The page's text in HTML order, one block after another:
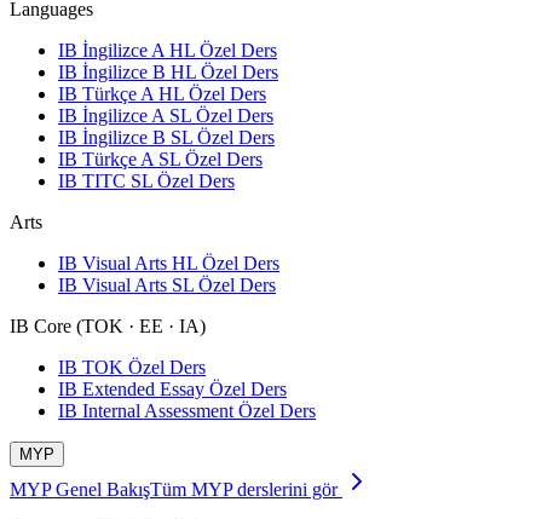
Languages
IB İngilizce A HL Özel Ders
IB İngilizce B HL Özel Ders
IB Türkçe A HL Özel Ders
IB İngilizce A SL Özel Ders
IB İngilizce B SL Özel Ders
IB Türkçe A SL Özel Ders
IB TITC SL Özel Ders
Arts
IB Visual Arts HL Özel Ders
IB Visual Arts SL Özel Ders
IB Core (TOK · EE · IA)
IB TOK Özel Ders
IB Extended Essay Özel Ders
IB Internal Assessment Özel Ders
MYP
MYP Genel BakışTüm MYP derslerini gör